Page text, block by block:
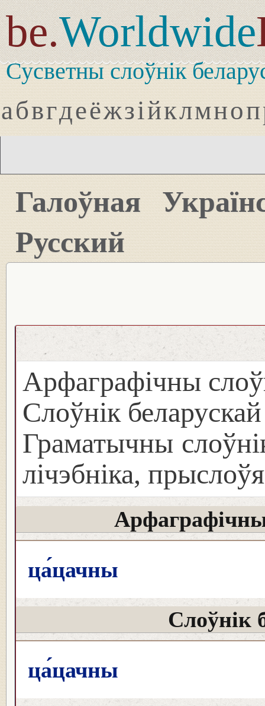
be.Worldwide
Сусветны слоўнік
абвгдеёжзійклмноп
Галоўная
Русский
Арфаграфічны
Слоўнік
Граматычны
лічэбніка, прыслоўя
ца́цачны
Слоўнік
ца́цачны